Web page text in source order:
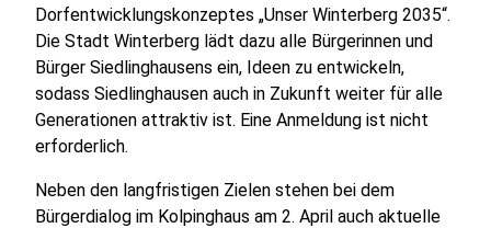
Dorfentwicklungskonzeptes „Unser Winterberg 2035“.
Die Stadt Winterberg lädt dazu alle Bürgerinnen und
Bürger Siedlinghausens ein, Ideen zu entwickeln,
sodass Siedlinghausen auch in Zukunft weiter für alle
Generationen attraktiv ist. Eine Anmeldung ist nicht
erforderlich.
Neben den langfristigen Zielen stehen bei dem
Bürgerdialog im Kolpinghaus am 2. April auch aktuelle